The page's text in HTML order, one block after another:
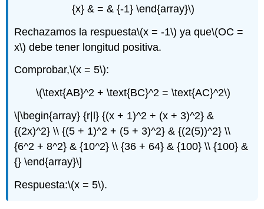
{x} & = & {-1} \end{array}\)
Rechazamos la respuesta\(x = -1\) ya que\(OC =
x\) debe tener longitud positiva.
Comprobar,\(x = 5\):
\(\text{AB}^2 + \text{BC}^2 = \text{AC}^2\)
\[\begin{array} {r|l} {(x + 1)^2 + (x + 3)^2} &
{(2x)^2} \\ {(5 + 1)^2 + (5 + 3)^2} & {(2(5))^2} \\
{6^2 + 8^2} & {10^2} \\ {36 + 64} & {100} \\ {100} &
{} \end{array}\]
Respuesta:\(x = 5\).